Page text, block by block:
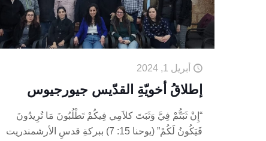
أبريل 1, 2024
إطلاقُ أخويّةِ القدّيس جيورجيوس
“إِنْ ثَبَتُّمْ فِيَّ وَثَبَتَ كلاَمِي فِيكُمْ تَطْلُبُونَ مَا تُرِيدُونَ
فَيَكُونُ لَكُمْ” (يوحنا 15: 7) ببركةِ قدسِ الأرشمندريت